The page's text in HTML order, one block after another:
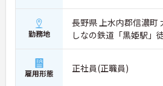
勤務地
長野県 上水内郡信濃町
しなの鉄道「黒姫駅」
雇用形態 正社員(正職員)